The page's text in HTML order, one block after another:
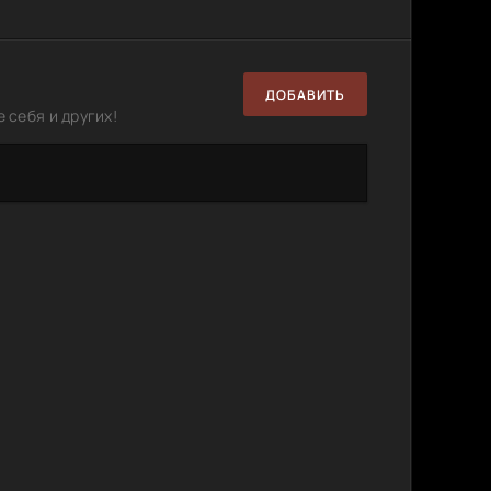
MB
0
4.92 GB 0
FB2
82.93
558.12
и других!
ДОБАВИТЬ